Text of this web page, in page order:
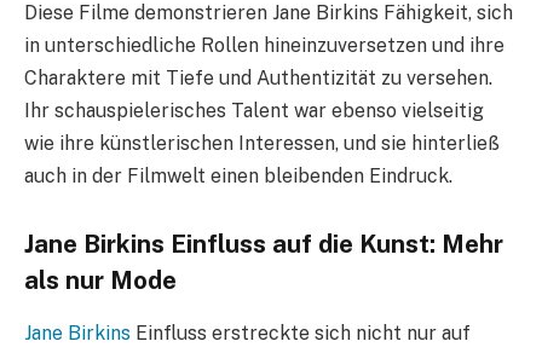
Diese Filme demonstrieren Jane Birkins Fähigkeit, sich
in unterschiedliche Rollen hineinzuversetzen und ihre
Charaktere mit Tiefe und Authentizität zu versehen.
Ihr schauspielerisches Talent war ebenso vielseitig
wie ihre künstlerischen Interessen, und sie hinterließ
auch in der Filmwelt einen bleibenden Eindruck.
Jane Birkins Einfluss auf die Kunst: Mehr
als nur Mode
Jane Birkins Einfluss erstreckte sich nicht nur auf